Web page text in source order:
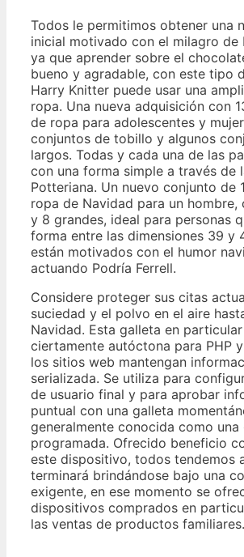
Todos le permitimos obtener una
inicial motivado con el milagro de
ya que aprender sobre el
bueno y agradable, con este tipo
Harry Knitter puede usar una
ropa. Una nueva adquisición con
de ropa para adolescentes y
conjuntos de tobillo y algunos
largos. Todas y cada una de las
con una forma simple a través de
Potteriana. Un nuevo conjunto de
ropa de Navidad para un
y 8 grandes, ideal para personas
forma entre las dimensiones 39 y
están motivados con el humor
actuando Podría Ferrell.
Considere proteger sus citas
suciedad y el polvo en el aire
Navidad. Esta galleta en
ciertamente autóctona para PHP
los sitios web mantengan
serializada. Se utiliza para
de usuario final y para aprobar
puntual con una galleta
generalmente conocida como
programada. Ofrecido beneficio
este dispositivo, todos tendemos
terminará brindándose bajo una
exigente, en ese momento se
dispositivos comprados en
las ventas de productos familiares.